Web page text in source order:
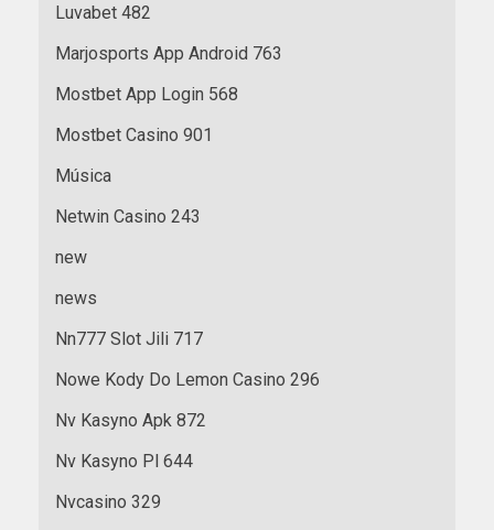
Luvabet 482
Marjosports App Android 763
Mostbet App Login 568
Mostbet Casino 901
Música
Netwin Casino 243
new
news
Nn777 Slot Jili 717
Nowe Kody Do Lemon Casino 296
Nv Kasyno Apk 872
Nv Kasyno Pl 644
Nvcasino 329